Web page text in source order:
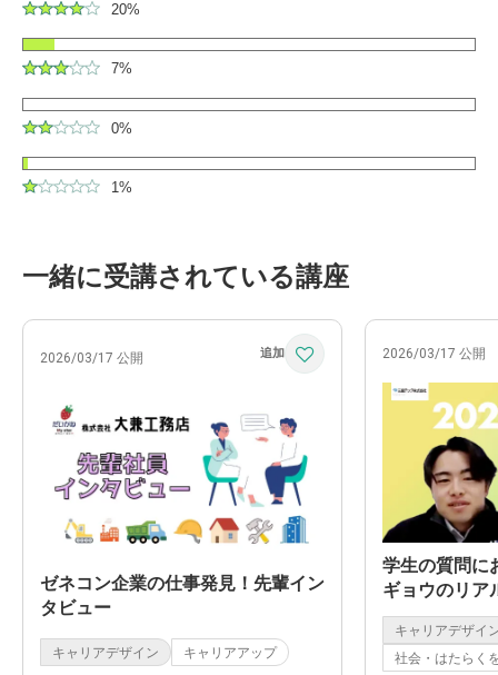
20%
7%
0%
1%
一緒に受講されている講座
2026/03/17 公開
ゼネコン企業の仕事発見！先輩イン
タビュー
キャリアデザイン キャリアアップ
2026/03/17 公開
学生の質問
ギョウのリア
い！仕事の魅
キャリアデザイ
社会・はたらく